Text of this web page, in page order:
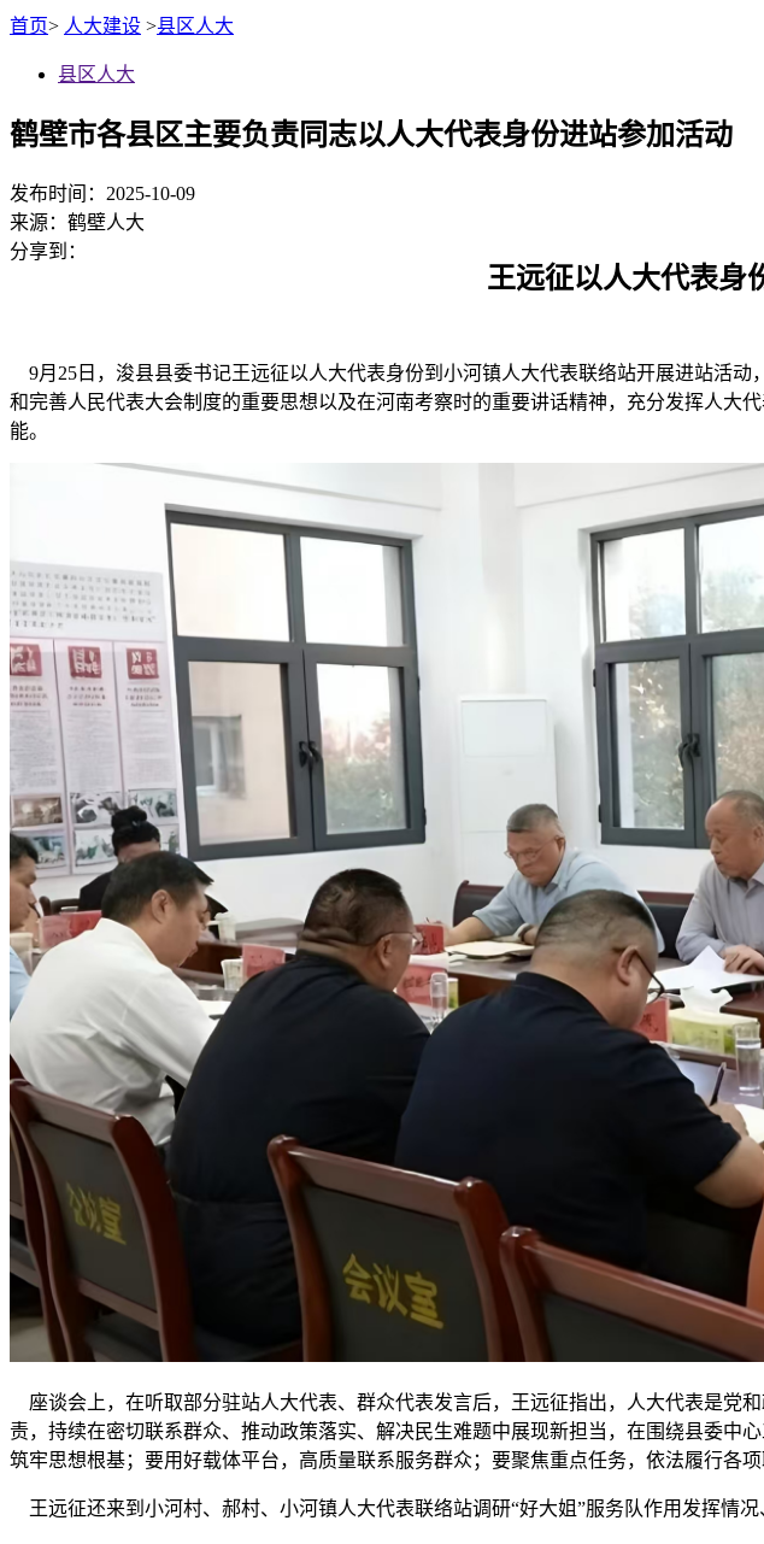
首页> 人大建设 >县区人大
县区人大
鹤壁市各县区主要负责同志以人大代表身份进站参加活动
发布时间：2025-10-09
来源： 鹤壁人大
分享到：
王远征以人大代表身
9月25日，浚县县委书记王远征以人大代表身份到小河镇人大代表联络站开展进站活
和完善人民代表大会制度的重要思想以及在河南考察时的重要讲话精神，充分发挥人大
能。
座谈会上，在听取部分驻站人大代表、群众代表发言后，王远征指出，人大代表是党
责，持续在密切联系群众、推动政策落实、解决民生难题中展现新担当，在围绕县委中
筑牢思想根基；要用好载体平台，高质量联系服务群众；要聚焦重点任务，依法履行各
王远征还来到小河村、郝村、小河镇人大代表联络站调研“好大姐”服务队作用发挥情况